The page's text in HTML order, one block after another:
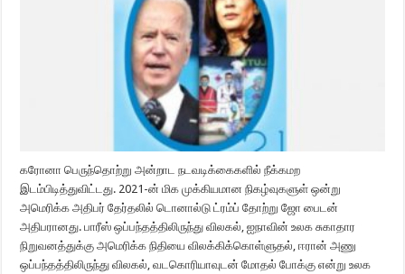
கரோனா பெருந்தொற்று அன்றாட நடவடிக்கைகளில் நீக்கமற
இடம்பிடித்துவிட்டது. 2021-ன் மிக முக்கியமான நிகழ்வுகளுள் ஒன்று
அமெரிக்க அதிபர் தேர்தலில் டொனால்டு ட்ரம்ப் தோற்று ஜோ பைடன்
அதிபரானது. பாரீஸ் ஒப்பந்தத்திலிருந்து விலகல், ஐநாவின் உலக சுகாதார
நிறுவனத்துக்கு அமெரிக்க நிதியை விலக்கிக்கொள்ளுதல், ஈரான் அணு
ஒப்பந்தத்திலிருந்து விலகல், வடகொரியாவுடன் மோதல் போக்கு என்று உலக